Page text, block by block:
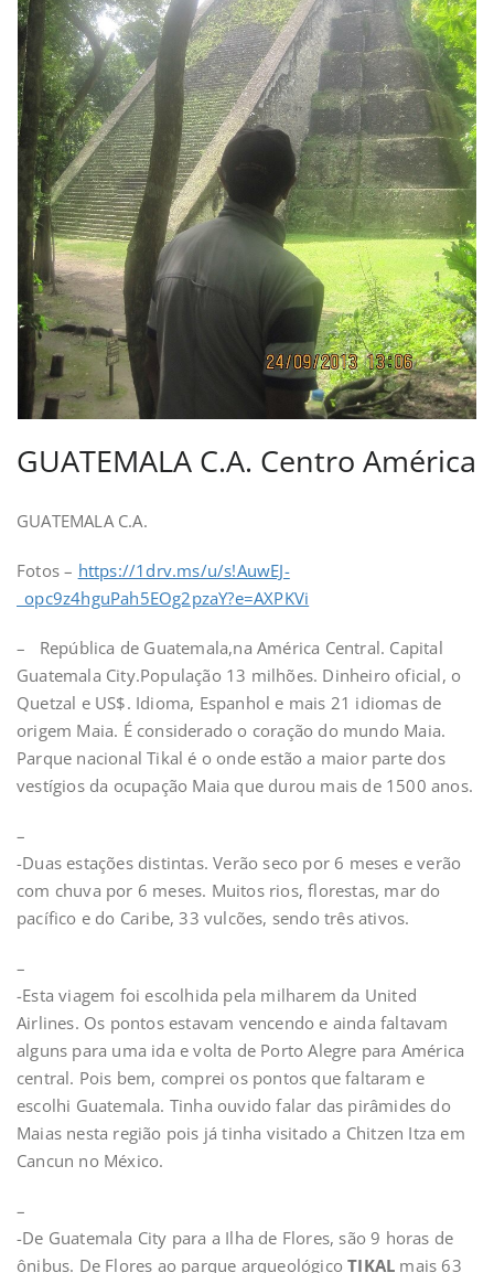
GUATEMALA C.A. Centro América
GUATEMALA C.A.
Fotos – https://1drv.ms/u/s!AuwEJ-
_opc9z4hguPah5EOg2pzaY?e=AXPKVi
– República de Guatemala,na América Central. Capital
Guatemala City.População 13 milhões. Dinheiro oficial, o
Quetzal e US$. Idioma, Espanhol e mais 21 idiomas de
origem Maia. É considerado o coração do mundo Maia.
Parque nacional Tikal é o onde estão a maior parte dos
vestígios da ocupação Maia que durou mais de 1500 anos.
–
-Duas estações distintas. Verão seco por 6 meses e verão
com chuva por 6 meses. Muitos rios, florestas, mar do
pacífico e do Caribe, 33 vulcões, sendo três ativos.
–
-Esta viagem foi escolhida pela milharem da United
Airlines. Os pontos estavam vencendo e ainda faltavam
alguns para uma ida e volta de Porto Alegre para América
central. Pois bem, comprei os pontos que faltaram e
escolhi Guatemala. Tinha ouvido falar das pirâmides do
Maias nesta região pois já tinha visitado a Chitzen Itza em
Cancun no México.
–
-De Guatemala City para a Ilha de Flores, são 9 horas de
ônibus. De Flores ao parque arqueológico TIKAL mais 63